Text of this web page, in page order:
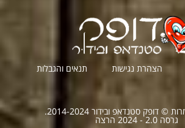
הצהרת נגישות תנאים והגבלות
© דופק סטנדאפ ובידור 2014-2024.
גרסה 2.0 - 2024 הרצה